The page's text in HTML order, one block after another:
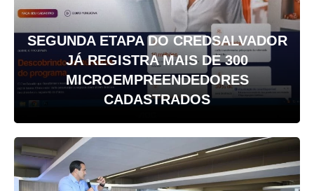
SEGUNDA ETAPA DO CREDSALVADOR
JÁ REGISTRA MAIS DE 300
MICROEMPREENDEDORES
CADASTRADOS